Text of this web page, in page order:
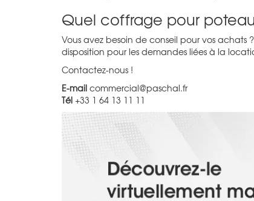
Quel coffrage pour
Vous avez besoin de conseil pour vos achats
disposition pour les demandes liées à la
Contactez-nous !
E-mail commercial@paschal.fr
Tél +33 1 64 13 11 11